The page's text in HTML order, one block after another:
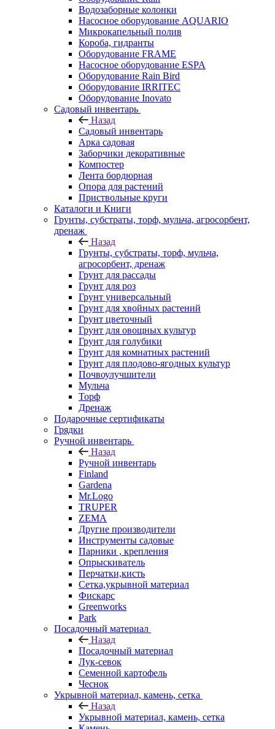
Водозаборные колонки
Насосное оборудование AQUARIO
Микрокапельный полив
Короба, гидранты
Оборудование FRAME
Насосное оборудование ESPA
Оборудование Rain Bird
Оборудование IRRITEC
Оборудование Inovato
Садовый инвентарь
Назад
Садовый инвентарь
Арка садовая
Заборчики декоративные
Компостер
Лента бордюрная
Опора для растений
Приствольные круги
Каталоги и Книги
Грунты, субстраты, торф, мульча, агросорбент,
дренаж
Назад
Грунты, субстраты, торф, мульча,
агросорбент, дренаж
Грунт для рассады
Грунт для роз
Грунт универсальный
Грунт для хвойных растений
Грунт цветочный
Грунт для овощных культур
Грунт для голубики
Грунт для комнатных растений
Грунт для плодово-ягодных культур
Почвоулучшители
Мульча
Торф
Дренаж
Подарочные сертификаты
Грядки
Ручной инвентарь
Назад
Ручной инвентарь
Finland
Gardena
Mr.Logo
TRUPER
ZEMA
Другие производители
Инструменты садовые
Парники , крепления
Опрыскиватель
Перчатки,кисть
Сетка,укрывной материал
Фискарс
Greenworks
Park
Посадочный материал
Назад
Посадочный материал
Лук-севок
Семенной картофель
Чеснок
Укрывной материал, камень, сетка
Назад
Укрывной материал, камень, сетка